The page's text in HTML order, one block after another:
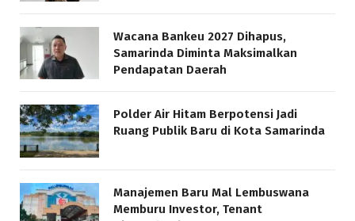
Wacana Bankeu 2027 Dihapus,
Samarinda Diminta Maksimalkan
Pendapatan Daerah
Polder Air Hitam Berpotensi Jadi
Ruang Publik Baru di Kota Samarinda
Manajemen Baru Mal Lembuswana
Memburu Investor, Tenant